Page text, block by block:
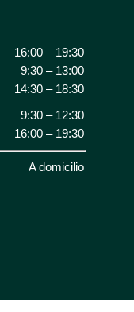
16:00 – 19:30
9:30 – 13:00
14:30 – 18:30
9:30 – 12:30
16:00 – 19:30
A domicilio